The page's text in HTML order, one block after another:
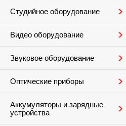
Студийное оборудование
Видео оборудование
Звуковое оборудование
Оптические приборы
Аккумуляторы и зарядные
устройства